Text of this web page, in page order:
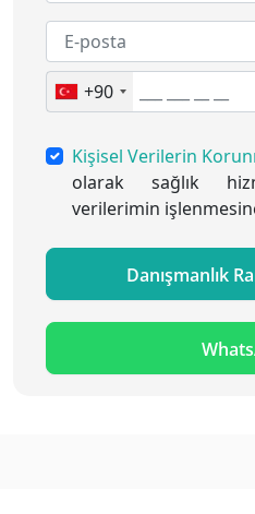
+90
Kişisel Verilerin
olarak sağlık
verilerimin
Danışmanlık